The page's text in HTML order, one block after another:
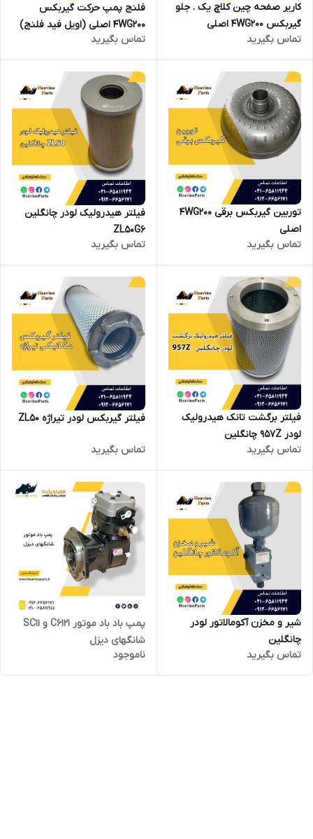
کاریر صفحه چین کلاچ یک . جلو
گیربکس 4WG200 اصلی
تماس بگیرید
فلنج پمپ حرکت گیربکس
4WG200 اصلی (اویل فید فلنج)
تماس بگیرید
توربین گیربکس برقی 4WG200
اصلی
تماس بگیرید
فیلتر هیدرولیک لودر چانگلین
ZL50G6
تماس بگیرید
فیلتر برگشت تانک هیدرولیک
لودر 957Z چانگلین
تماس بگیرید
فیلتر گیربکس لودر تیراژه ZL50
تماس بگیرید
شیر و مخزن آکومالاتور لودر
چانگلین
تماس بگیرید
پمپ باد باد موتور C6121 و SC11
شانگهای دیزل
ناموجود